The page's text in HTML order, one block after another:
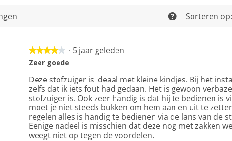
? Sorteren op:
★★★★★
★★★★★
4
5
sterren.
· 5 jaar geleden
Zeer goede
Deze stofzuiger is ideaal met kleine kindjes. Bij het
zelfs dat ik iets fout had gedaan. Het is gewoon
stofzuiger is. Ook zeer handig is dat hij te bedienen is
moet je niet steeds bukken om hem aan en uit te
regelen alles is handig te bedienen via de lans van de
Eenige nadeel is misschien dat deze nog met zakken
weegt niet op tegen de voordelen.